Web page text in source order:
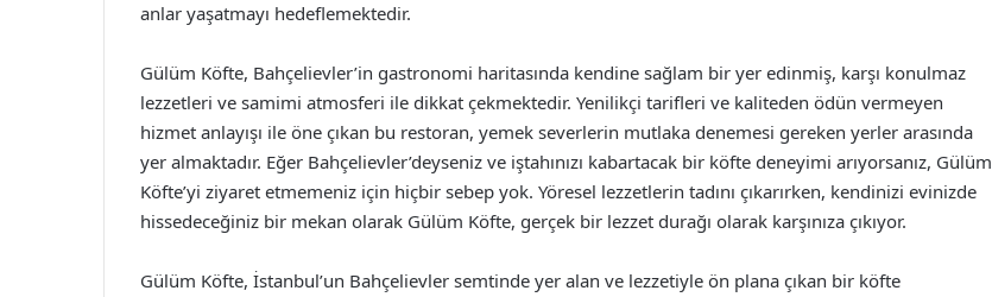
anlar yaşatmayı hedeflemektedir.
Gülüm Köfte, Bahçelievler’in gastronomi haritasında kendine sağlam bir yer edinmiş, karşı konulmaz
lezzetleri ve samimi atmosferi ile dikkat çekmektedir. Yenilikçi tarifleri ve kaliteden ödün vermeyen
hizmet anlayışı ile öne çıkan bu restoran, yemek severlerin mutlaka denemesi gereken yerler arasında
yer almaktadır. Eğer Bahçelievler’deyseniz ve iştahınızı kabartacak bir köfte deneyimi arıyorsanız, Gülüm
Köfte’yi ziyaret etmemeniz için hiçbir sebep yok. Yöresel lezzetlerin tadını çıkarırken, kendinizi evinizde
hissedeceğiniz bir mekan olarak Gülüm Köfte, gerçek bir lezzet durağı olarak karşınıza çıkıyor.
Gülüm Köfte, İstanbul’un Bahçelievler semtinde yer alan ve lezzetiyle ön plana çıkan bir köfte